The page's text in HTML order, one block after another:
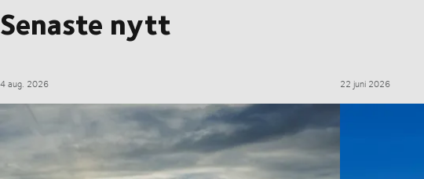
Senaste nytt
4 aug. 2026 22 juni 2026